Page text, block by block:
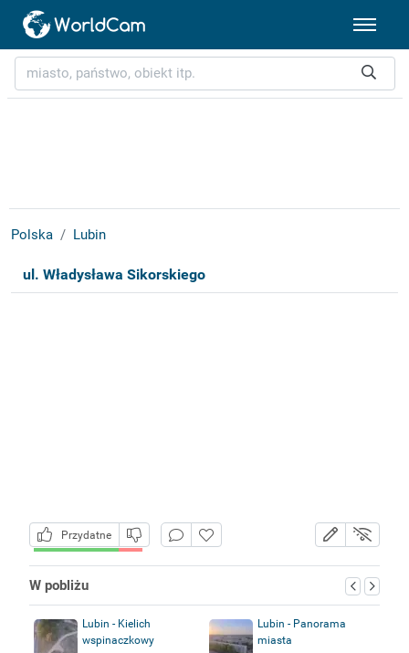
Polska Lubin
ul. Władysława Sikorskiego
Przydatne
W pobliżu
Lubin - Kielich
wspinaczkowy
Lubin - Panorama
miasta